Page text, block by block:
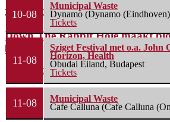
27 mei 2026
Down The Rabbit Hole maakt
bekend
18 mei 2026
10-08
Municipal Waste
Dynamo (Dynamo
Tickets
11-08
Sziget Festival met o.a. John
Horizon, Health
Óbudai Eiland, Budapest
Tickets
11-08
Municipal Waste
Cafe Calluna (Cafe Calluna